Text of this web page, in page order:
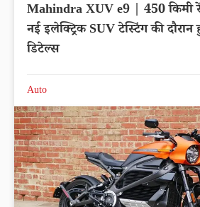
Mahindra XUV e9 | 450 किमी
नई इलेक्ट्रिक SUV टेस्टिंग की
डिटेल्स
Auto